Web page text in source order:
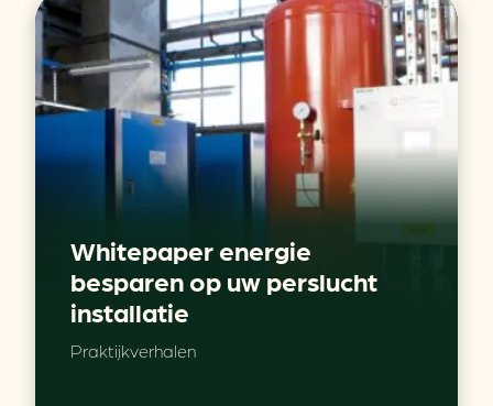
Whitepaper energie
besparen op uw perslucht
installatie
Praktijkverhalen